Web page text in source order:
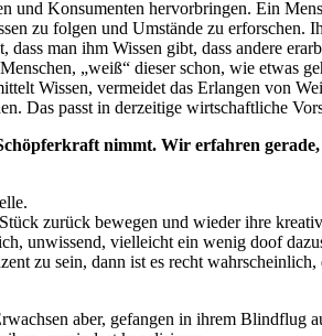
und Konsumenten hervorbringen. Ein
zu folgen und Umstände zu
man ihm Wissen gibt, dass andere
„weiß“ dieser schon, wie etwas
Wissen, vermeidet das Erlangen von
Das passt in derzeitige wirtschaftliche
nimmt. Wir erfahren
zurück bewegen und wieder ihre
unwissend, vielleicht ein wenig doof
zu sein, dann ist es recht
aber, gefangen in ihrem Blindflug